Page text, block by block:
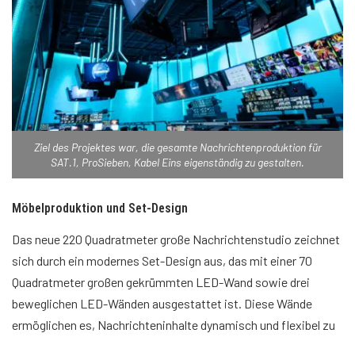
Ziel des Projektes war, die gesamte Nachrichtenproduktion für
SAT.1, ProSieben, Kabel Eins eigenständig zu gestalten.
Möbelproduktion und Set-Design
Das neue 220 Quadratmeter große Nachrichtenstudio zeichnet
sich durch ein modernes Set-Design aus, das mit einer 70
Quadratmeter großen gekrümmten LED-Wand sowie drei
beweglichen LED-Wänden ausgestattet ist. Diese Wände
ermöglichen es, Nachrichteninhalte dynamisch und flexibel zu